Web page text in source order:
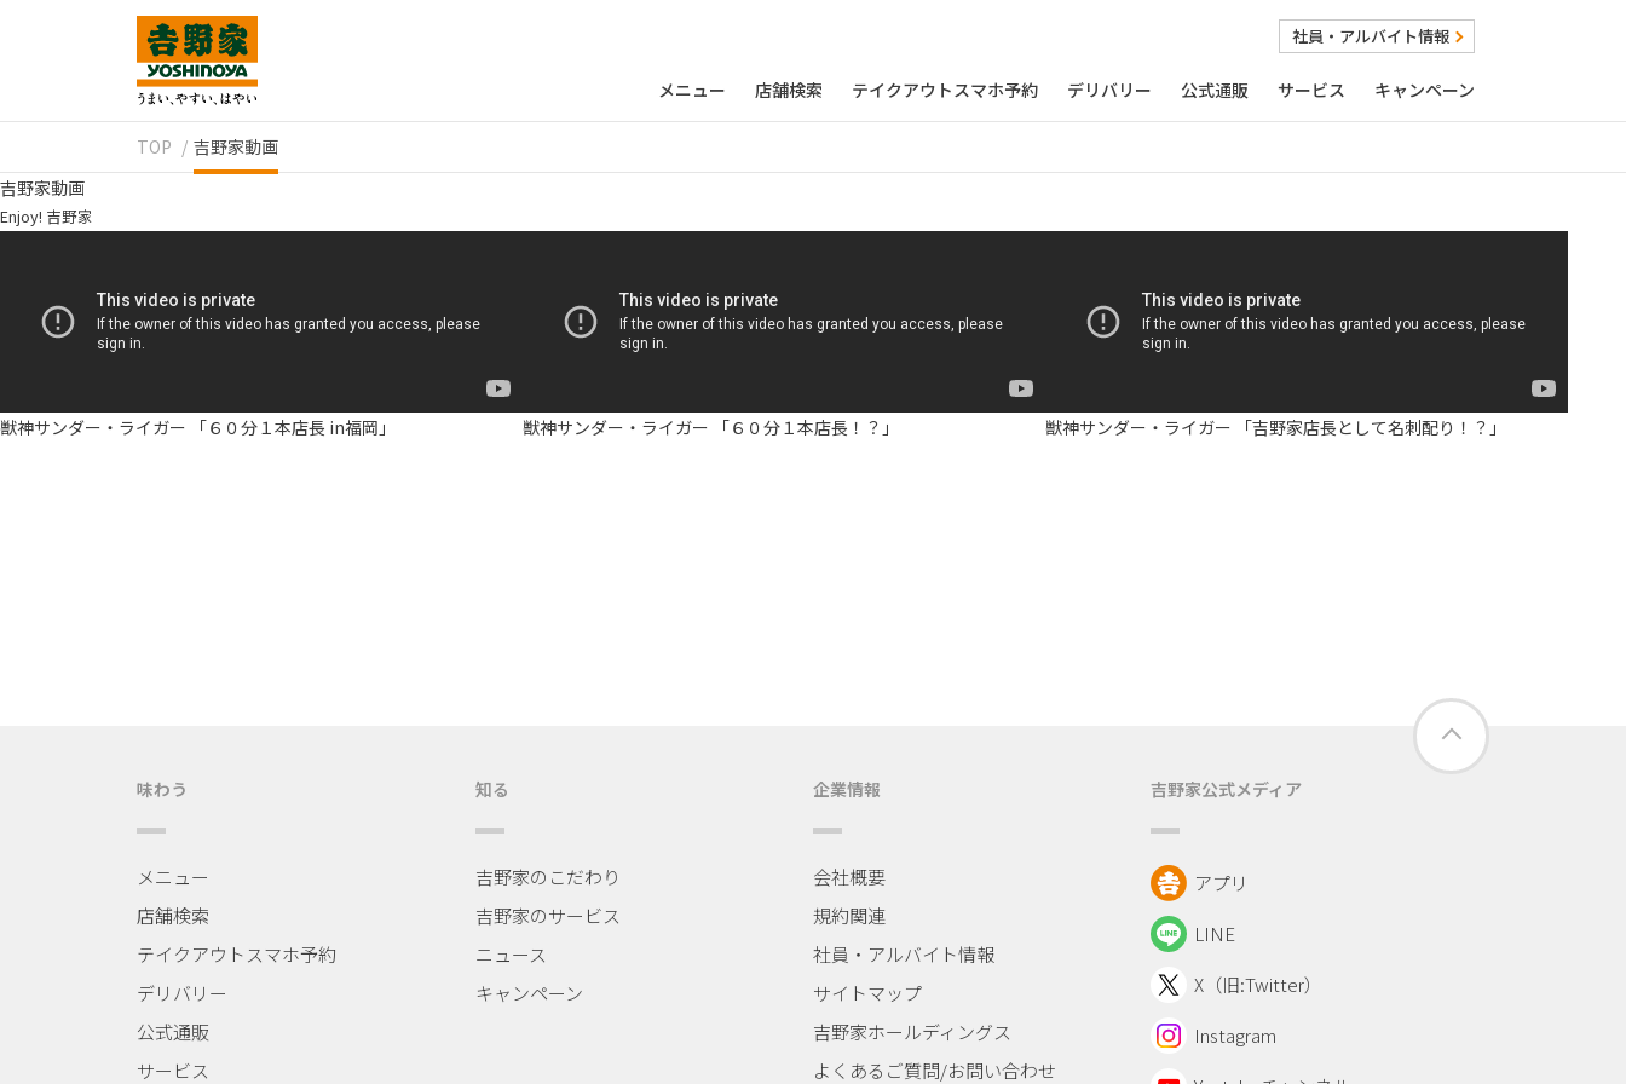
社員・アルバイト情報
メニュー 店舗検索 テイクアウトスマホ予約 デリバリー 公式通販 サービス キャンペーン
TOP
吉野家動画
吉野家動画
Enjoy! 吉野家
獣神サンダー・ライガー 「６０分１本店長 in福岡」 獣神サンダー・ライガー 「６０分１本店長！？」 獣神サンダー・ライガー 「吉野家店長として名刺配り！？」
吉野家公式メディア
アプリ
LINE
X（旧:Twitter）
Instagram
企業情報
会社概要
規約関連
社員・アルバイト情報
サイトマップ
吉野家ホールディングス
よくあるご質問/お問い合わせ
知る
吉野家のこだわり
吉野家のサービス
ニュース
キャンペーン
味わう
メニュー
店舗検索
テイクアウトスマホ予約
デリバリー
公式通販
サービス